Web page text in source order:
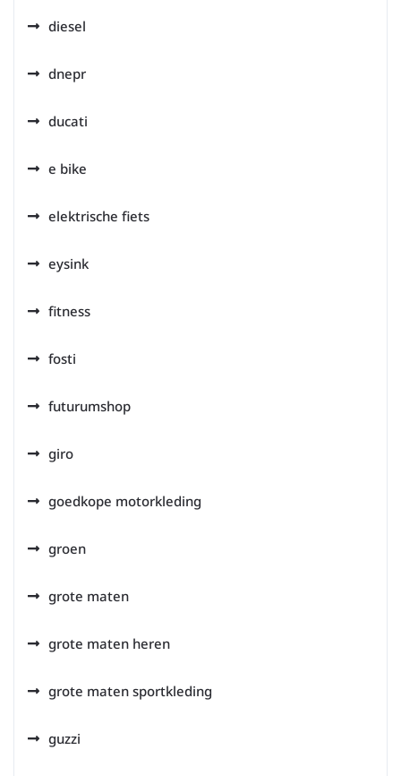
diesel
dnepr
ducati
e bike
elektrische fiets
eysink
fitness
fosti
futurumshop
giro
goedkope motorkleding
groen
grote maten
grote maten heren
grote maten sportkleding
guzzi